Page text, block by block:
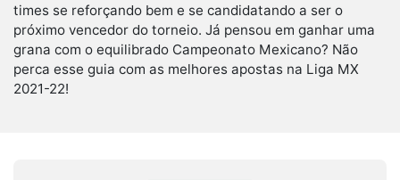
times se reforçando bem e se candidatando a ser o
próximo vencedor do torneio. Já pensou em ganhar uma
grana com o equilibrado Campeonato Mexicano? Não
perca esse guia com as melhores apostas na Liga MX
2021-22!